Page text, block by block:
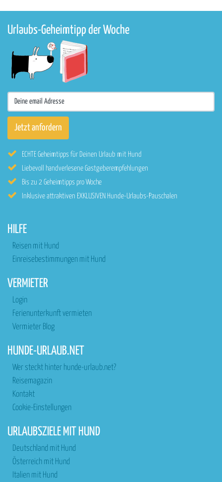
Urlaubs-Geheimtipp der Woche
ECHTE Geheimtipps für Deinen Urlaub mit Hund
Liebevoll handverlesene Gastgeberempfehlungen
Bis zu 2 Geheimtipps pro Woche
Inklusive attraktiven EXKLUSIVEN Hunde-Urlaubs-Pauschalen
HILFE
Reisen mit Hund
Einreisebestimmungen mit Hund
VERMIETER
Login
Ferienunterkunft vermieten
Vermieter Blog
HUNDE-URLAUB.NET
Wer steckt hinter hunde-urlaub.net?
Reisemagazin
Kontakt
Cookie-Einstellungen
URLAUBSZIELE MIT HUND
Deutschland mit Hund
Österreich mit Hund
Italien mit Hund